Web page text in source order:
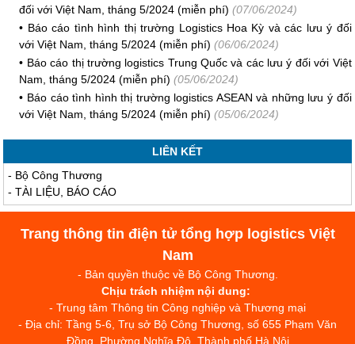
đối với Việt Nam, tháng 5/2024 (miễn phí) (07/06/2024)
• Báo cáo tình hình thị trường Logistics Hoa Kỳ và các lưu ý đối
với Việt Nam, tháng 5/2024 (miễn phí)(06/06/2024)
• Báo cáo thị trường logistics Trung Quốc và các lưu ý đối với Việt
Nam, tháng 5/2024 (miễn phí) (05/06/2024)
• Báo cáo tình hình thị trường logistics ASEAN và những lưu ý đối
với Việt Nam, tháng 5/2024 (miễn phí) (05/06/2024)
LIÊN KẾT
- Bộ Công Thương
-TÀI LIỆU, BÁO CÁO
Trang thông tin điện tử tổng hợp logistics Việt
Nam
- Bản quyền thuộc về Bộ Công Thương.
Chịu trách nhiệm nội dung:
- Trung tâm Thông tin Công nghiệp và Thương mại
- Địa chỉ: Tầng 5-6, Trụ sở Bộ Công Thương, số 655 Phạm Văn
Đồng, Phường Nghĩa Đô, Thành phố Hà Nội